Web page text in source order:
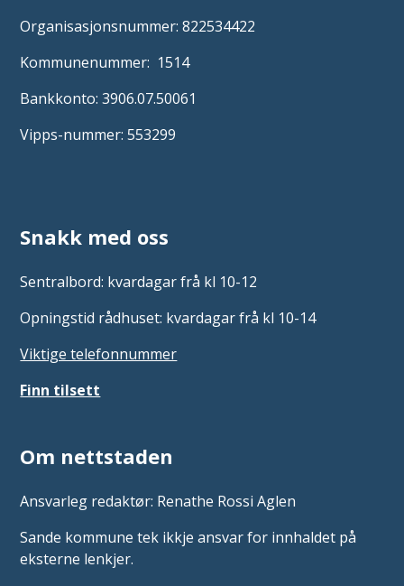
Organisasjonsnummer: 822534422
Kommunenummer: 1514
Bankkonto: 3906.07.50061
Vipps-nummer: 553299
Snakk med oss
Sentralbord: kvardagar frå kl 10-12
Opningstid rådhuset: kvardagar frå kl 10-14
Viktige telefonnummer
Finn tilsett
Om nettstaden
Ansvarleg redaktør: Renathe Rossi Aglen
Sande kommune tek ikkje ansvar for innhaldet på
eksterne lenkjer.